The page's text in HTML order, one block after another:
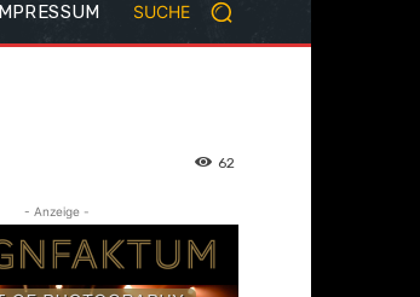
IMPRESSUM SUCHE
62
- Anzeige -